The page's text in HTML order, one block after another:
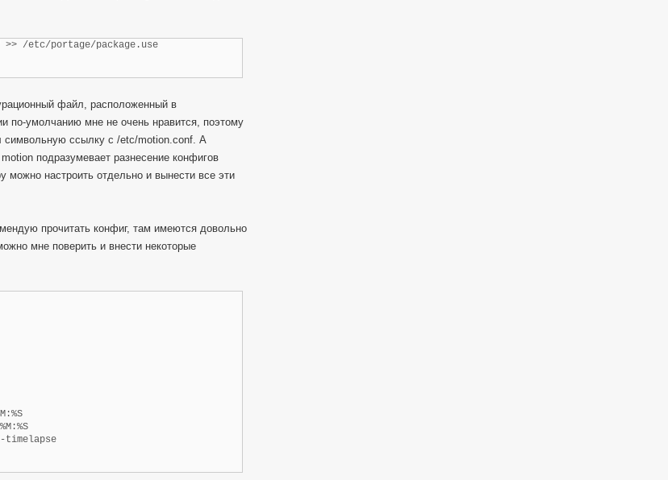
/etc/portage/package.use
файл, расположенный в
по-умолчанию мне не очень нравится, поэтому
символьную ссылку с /etc/motion.conf. А
подразумевает разнесение конфигов
настроить отдельно и вынести все эти
прочитать конфиг, там имеются довольно
мне поверить и внести некоторые
timelapse